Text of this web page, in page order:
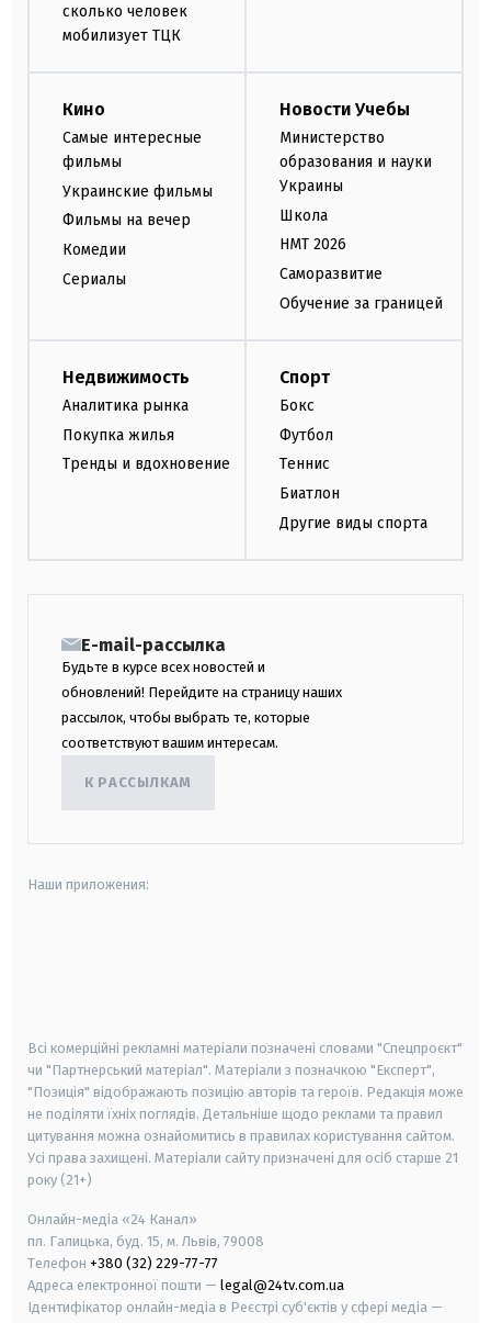
сколько человек
мобилизует ТЦК
Кино
Самые интересные
фильмы
Украинские фильмы
Фильмы на вечер
Комедии
Сериалы
Новости Учебы
Министерство
образования и науки
Украины
Школа
НМТ 2026
Саморазвитие
Обучение за границей
Недвижимость
Аналитика рынка
Покупка жилья
Тренды и вдохновение
Спорт
Бокс
Футбол
Теннис
Биатлон
Другие виды спорта
E-mail-рассылка
Будьте в курсе всех новостей и
обновлений! Перейдите на страницу наших
рассылок, чтобы выбрать те, которые
соответствуют вашим интересам.
К РАССЫЛКАМ
Наши приложения:
Всі комерційні рекламні матеріали позначені словами "Спецпроєкт"
чи "Партнерський матеріал". Матеріали з позначкою "Експерт",
"Позиція" відображають позицію авторів та героїв. Редакція може
не поділяти їхніх поглядів. Детальніше щодо реклами та правил
цитування можна ознайомитись в правилах користування сайтом.
Усі права захищені. Матеріали сайту призначені для осіб старше 21
року (21+)
Онлайн-медіа «24 Канал»
пл. Галицька, буд. 15, м. Львів, 79008
Телефон +380 (32) 229-77-77
Адреса електронної пошти — legal@24tv.com.ua
Ідентифікатор онлайн-медіа в Реєстрі суб'єктів у сфері медіа —